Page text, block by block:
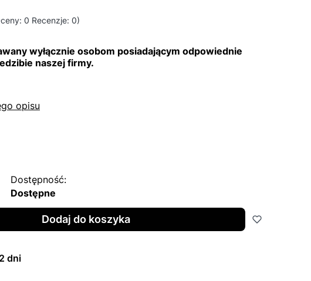
0 Recenzje: 0)
wyłącznie osobom posiadającym odpowiednie
naszej firmy.
opisu
Dostępność:
Dostępne
Dodaj do koszyka
dni